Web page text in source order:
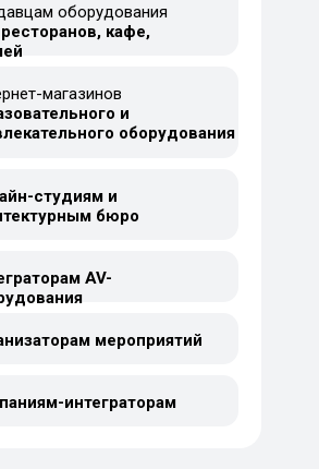
оборудования
кафе,
магазинов
и
оборудования
интеграторам
студиям и
бюро
AV-
мероприятий